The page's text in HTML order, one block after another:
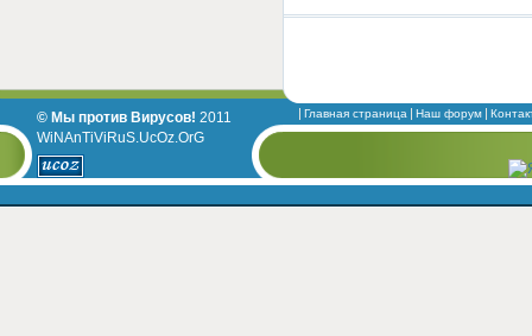
© Мы против Вирусов! 2011
WiNAnTiViRuS.UcOz.OrG
Главная страница Наш форум